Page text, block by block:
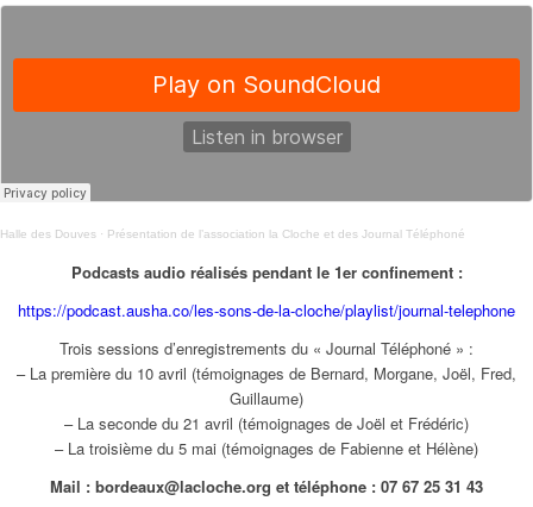
Halle des Douves · Présentation de l’association la Cloche et des Journal Téléphoné
Podcasts audio réalisés pendant le 1er confinement :
https://podcast.ausha.co/les-sons-de-la-cloche/playlist/journal-telephone
Trois sessions d’enregistrements du « Journal Téléphoné » :
– La première du 10 avril (témoignages de Bernard, Morgane, Joël, Fred,
Guillaume)
– La seconde du 21 avril (témoignages de Joël et Frédéric)
– La troisième du 5 mai (témoignages de Fabienne et Hélène)
Mail : bordeaux@lacloche.org et téléphone : 07 67 25 31 43